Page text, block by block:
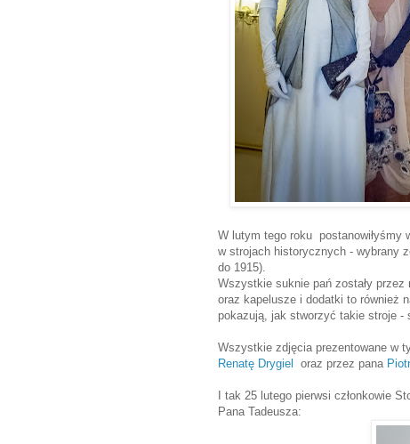
W lutym tego roku postanowiłyśmy
w strojach historycznych - wybrany
do 1915).
Wszystkie suknie pań zostały
oraz kapelusze i dodatki to również
pokazują, jak stworzyć takie stroje -
Wszystkie zdjęcia prezentowane w
Renatę Drygiel
oraz przez pana
I tak 25 lutego pierwsi członkowie
Pana Tadeusza: